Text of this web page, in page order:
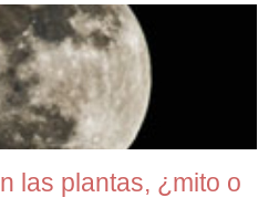
las plantas, ¿mito o